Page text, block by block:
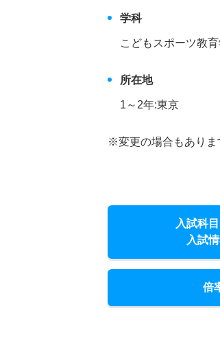
学科
こどもスポーツ教
所在地
1～2年:東京
※変更の場合もありま
入試科
入試
倍